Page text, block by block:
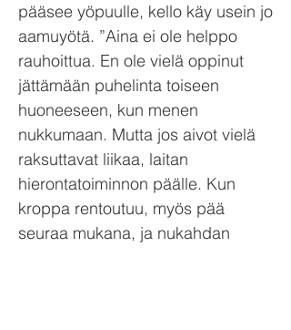
pääsee yöpuulle, kello käy usein jo
aamuyötä. ”Aina ei ole helppo
rauhoittua. En ole vielä oppinut
jättämään puhelinta toiseen
huoneeseen, kun menen
nukkumaan. Mutta jos aivot vielä
raksuttavat liikaa, laitan
hierontatoiminnon päälle. Kun
kroppa rentoutuu, myös pää
seuraa mukana, ja nukahdan